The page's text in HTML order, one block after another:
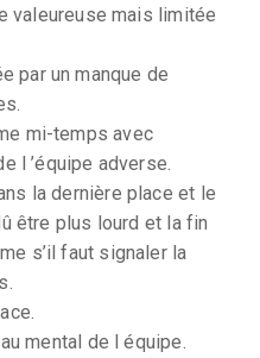
valeureuse mais limitée
par un manque de
mi-temps avec
l ’équipe adverse.
la dernière place et le
être plus lourd et la fin
s’il faut signaler la
mental de l équipe.